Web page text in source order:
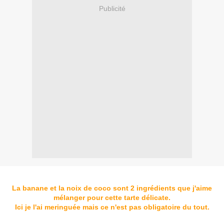
Publicité
La banane et la noix de coco sont 2 ingrédients que j'aime
mélanger pour cette tarte délicate.
Ici je l'ai meringuée mais ce n'est pas obligatoire du tout.